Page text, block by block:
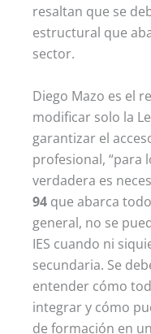
resaltan que se
estructural que
sector.
Diego Mazo es el
modificar solo la
garantizar el
profesional, “para
verdadera es
94 que abarca
general, no se
IES cuando ni
secundaria. Se
entender cómo
integrar y cómo
de formación en